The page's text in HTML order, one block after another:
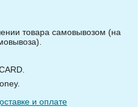
товара самовывозом (на
и оплате